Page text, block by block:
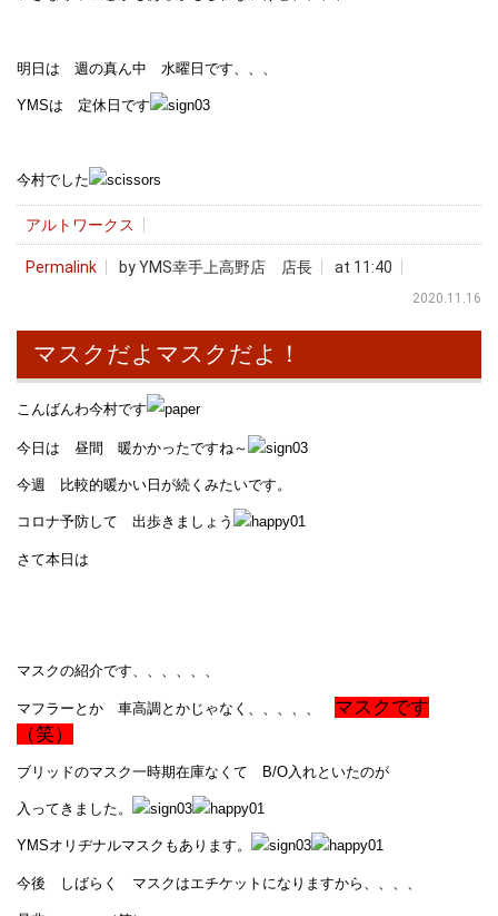
明日は 週の真ん中 水曜日です、、、
YMSは 定休日です
今村でした
アルトワークス
Permalink by YMS幸手上高野店 店長 at 11:40
2020.11.16
マスクだよマスクだよ！
こんばんわ今村です
今日は 昼間 暖かかったですね～
今週 比較的暖かい日が続くみたいです。
コロナ予防して 出歩きましょう
さて本日は
マスクの紹介です、、、、、、
マフラーとか 車高調とかじゃなく、、、、、 マスクです
（笑）
ブリッドのマスク一時期在庫なくて B/O入れといたのが
入ってきました。
YMSオリヂナルマスクもあります。
今後 しばらく マスクはエチケットになりますから、、、、